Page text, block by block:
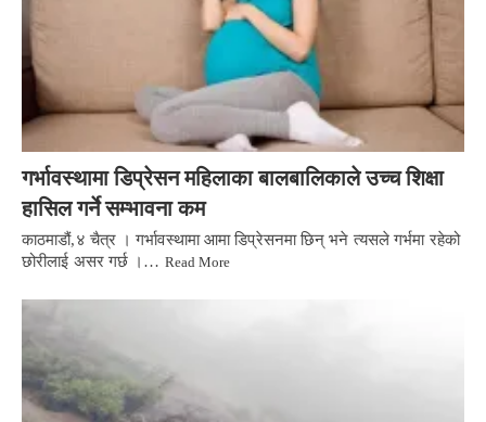
गर्भावस्थामा डिप्रेसन महिलाका बालबालिकाले उच्च शिक्षा
हासिल गर्ने सम्भावना कम
काठमाडौं,४ चैत्र । गर्भावस्थामा आमा डिप्रेसनमा छिन् भने त्यसले गर्भमा रहेको
छोरीलाई असर गर्छ ।… Read More